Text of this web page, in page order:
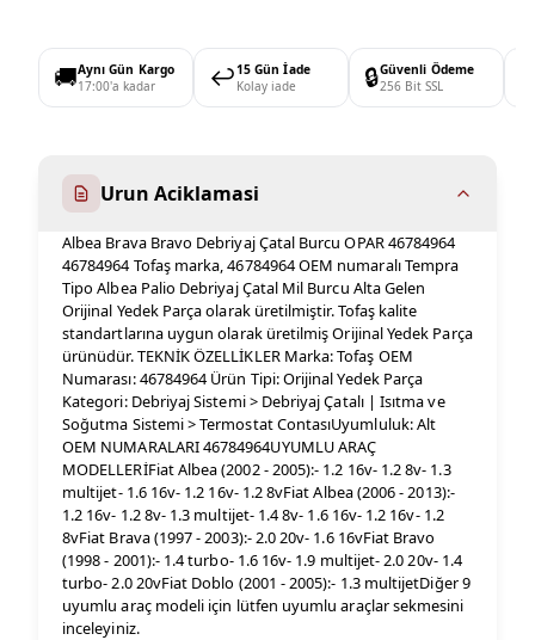
🚚Aynı Gün Kargo
17:00'a kadar
↩️15 Gün İade
Kolay iade
🔒Güvenli Ödeme
256 Bit SSL
Urun Aciklamasi
Albea Brava Bravo Debriyaj Çatal Burcu OPAR 46784964
46784964 Tofaş marka, 46784964 OEM numaralı Tempra
Tipo Albea Palio Debriyaj Çatal Mil Burcu Alta Gelen
Orijinal Yedek Parça olarak üretilmiştir. Tofaş kalite
standartlarına uygun olarak üretilmiş Orijinal Yedek Parça
ürünüdür. TEKNİK ÖZELLİKLER Marka: Tofaş OEM
Numarası: 46784964 Ürün Tipi: Orijinal Yedek Parça
Kategori: Debriyaj Sistemi > Debriyaj Çatalı | Isıtma ve
Soğutma Sistemi > Termostat ContasıUyumluluk: Alt
OEM NUMARALARI 46784964UYUMLU ARAÇ
MODELLERİFiat Albea (2002 - 2005):- 1.2 16v- 1.2 8v- 1.3
multijet- 1.6 16v- 1.2 16v- 1.2 8vFiat Albea (2006 - 2013):-
1.2 16v- 1.2 8v- 1.3 multijet- 1.4 8v- 1.6 16v- 1.2 16v- 1.2
8vFiat Brava (1997 - 2003):- 2.0 20v- 1.6 16vFiat Bravo
(1998 - 2001):- 1.4 turbo- 1.6 16v- 1.9 multijet- 2.0 20v- 1.4
turbo- 2.0 20vFiat Doblo (2001 - 2005):- 1.3 multijetDiğer 9
uyumlu araç modeli için lütfen uyumlu araçlar sekmesini
inceleyiniz.